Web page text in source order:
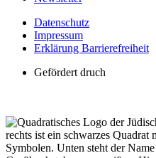
Datenschutz
Impressum
Erklärung Barrierefreiheit
Gefördert druch